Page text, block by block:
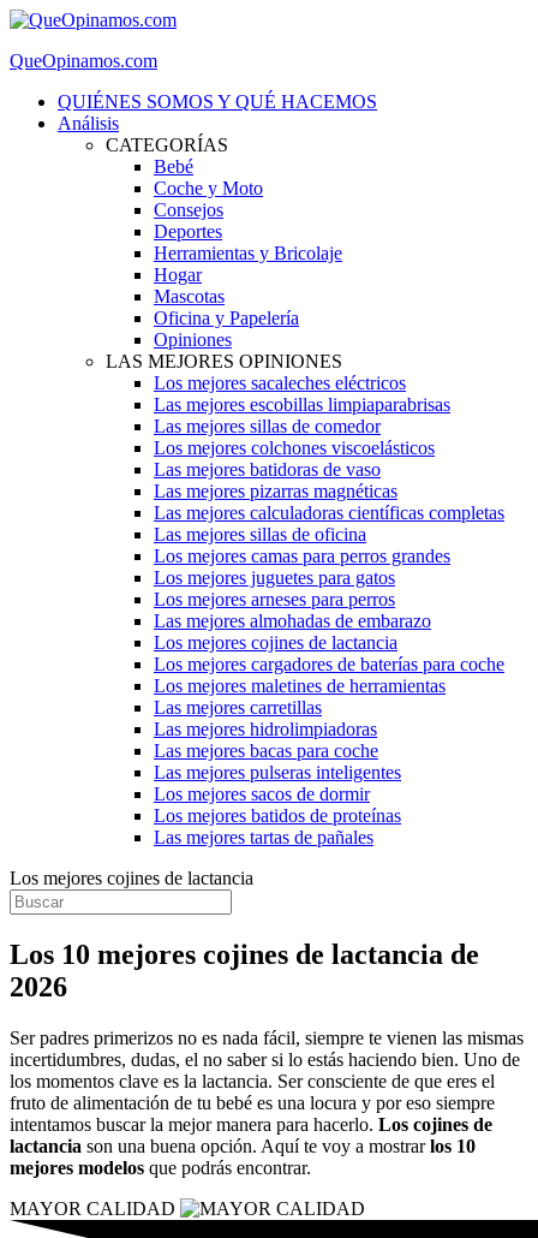
QueOpinamos.com
QUIÉNES SOMOS Y QUÉ HACEMOS
Análisis
CATEGORÍAS
Bebé
Coche y Moto
Consejos
Deportes
Herramientas y Bricolaje
Hogar
Mascotas
Oficina y Papelería
Opiniones
LAS MEJORES OPINIONES
Los mejores sacaleches eléctricos
Las mejores escobillas limpiaparabrisas
Las mejores sillas de comedor
Los mejores colchones viscoelásticos
Las mejores batidoras de vaso
Las mejores pizarras magnéticas
Las mejores calculadoras científicas completas
Las mejores sillas de oficina
Los mejores camas para perros grandes
Los mejores juguetes para gatos
Los mejores arneses para perros
Las mejores almohadas de embarazo
Los mejores cojines de lactancia
Los mejores cargadores de baterías para coche
Los mejores maletines de herramientas
Las mejores carretillas
Las mejores hidrolimpiadoras
Las mejores bacas para coche
Las mejores pulseras inteligentes
Los mejores sacos de dormir
Los mejores batidos de proteínas
Las mejores tartas de pañales
Los mejores cojines de lactancia
Los 10 mejores cojines de lactancia de
2026
Ser padres primerizos no es nada fácil, siempre te vienen las mismas
incertidumbres, dudas, el no saber si lo estás haciendo bien. Uno de
los momentos clave es la lactancia. Ser consciente de que eres el
fruto de alimentación de tu bebé es una locura y por eso siempre
intentamos buscar la mejor manera para hacerlo. Los cojines de
lactancia son una buena opción. Aquí te voy a mostrarlos 10
mejores modelos que podrás encontrar.
MAYOR CALIDAD